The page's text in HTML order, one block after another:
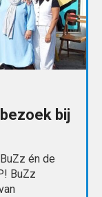
bij
én de
BuZz